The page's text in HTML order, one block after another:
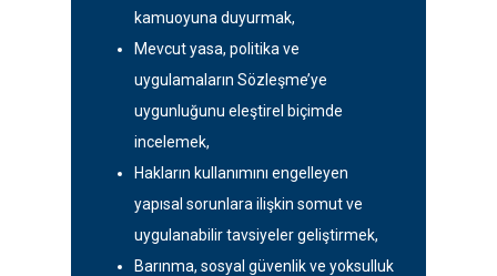
kamuoyuna duyurmak,
Mevcut yasa, politika ve
uygulamaların Sözleşme’ye
uygunluğunu eleştirel biçimde
incelemek,
Hakların kullanımını engelleyen
yapısal sorunlara ilişkin somut ve
uygulanabilir tavsiyeler geliştirmek,
Barınma, sosyal güvenlik ve yoksulluk